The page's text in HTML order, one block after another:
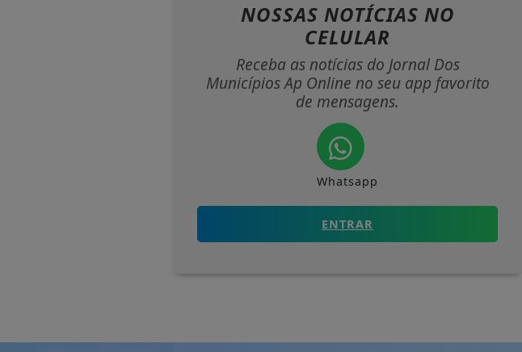
NOSSAS NOTÍCIAS NO
CELULAR
Receba as notícias do Jornal Dos
Municípios Ap Online no seu app favorito
de mensagens.
Whatsapp
ENTRAR